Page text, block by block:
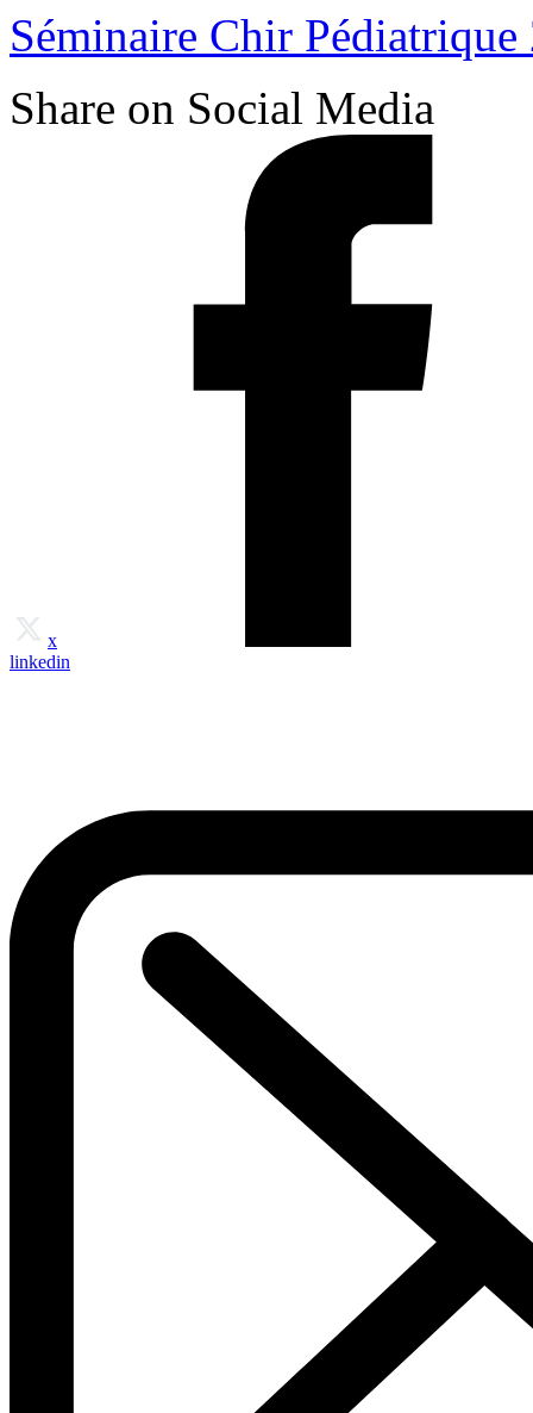
Séminaire Chir
Share on Social Media
x
linkedin